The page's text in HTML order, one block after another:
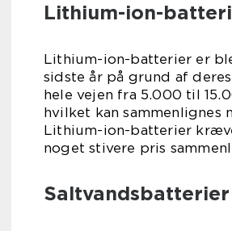
Lithium-ion-
Lithium-ion-batterier er
sidste år på grund af
hele vejen fra 5.000 til
hvilket kan
Lithium-ion-batterier
noget stivere pris
Saltvandsbatterier